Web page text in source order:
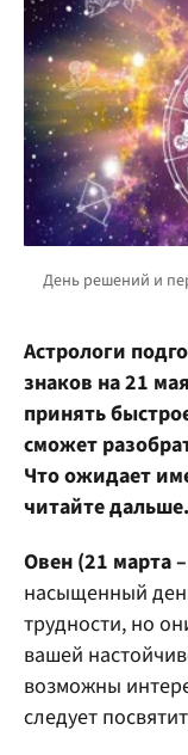
Астрологи
знаков на 21
принять
сможет
Что ожидает
читайте дальше.
Овен (21 марта
насыщенный
трудности, но
вашей
возможны
следует